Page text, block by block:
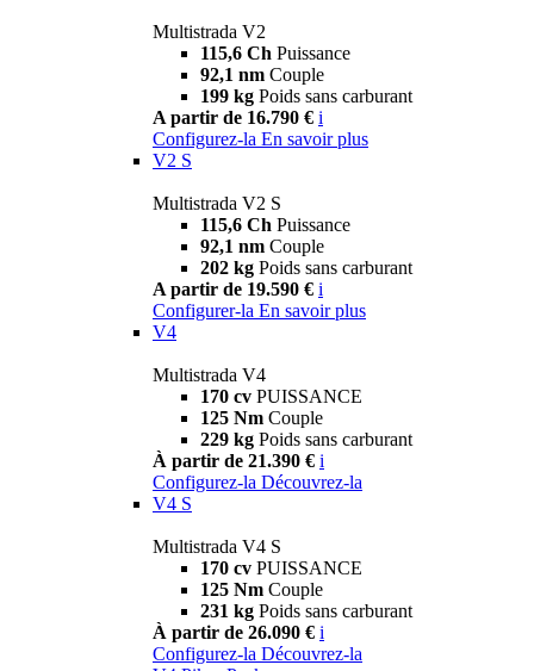
Multistrada V2
115,6 Ch Puissance
92,1 nm Couple
199 kg Poids sans carburant
A partir de 16.790 € i
Configurez-la En savoir plus
V2 S
Multistrada V2 S
115,6 Ch Puissance
92,1 nm Couple
202 kg Poids sans carburant
A partir de 19.590 € i
Configurer-la En savoir plus
V4
Multistrada V4
170 cv PUISSANCE
125 Nm Couple
229 kg Poids sans carburant
À partir de 21.390 € i
Configurez-la Découvrez-la
V4 S
Multistrada V4 S
170 cv PUISSANCE
125 Nm Couple
231 kg Poids sans carburant
À partir de 26.090 € i
Configurez-la Découvrez-la